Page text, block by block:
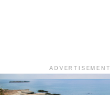
ADVERTISEMENT